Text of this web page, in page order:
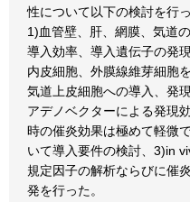
性について以下の検討を行っ
1)血管壁、肝、網膜、気道
導入効率、導入遺伝子の発
内皮細胞、外膜線維芽細胞
気道上皮細胞への導入、発
アデノベクターによる発現
時の催炎効果は極めて軽微
いて導入要件の検討、3)in
規定因子の解析ならびに催
発を行った。